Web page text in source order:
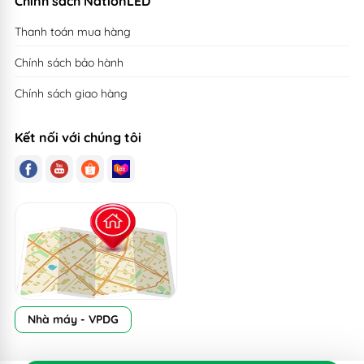
Thanh toán mua hàng
Chính sách bảo hành
Chính sách giao hàng
Kết nối với chúng tôi
Nhà máy - VPDG